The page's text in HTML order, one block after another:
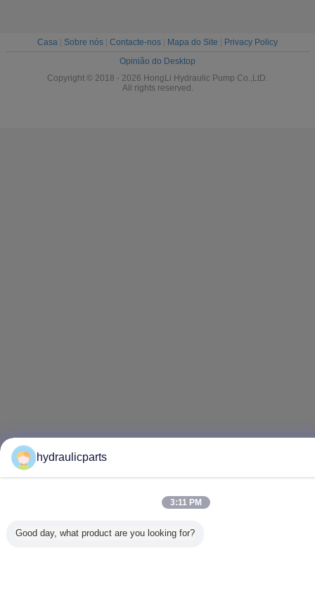
Casa Sobre nós Contacte-nos Mapa do Site
Privacy Policy
Opinião do Desktop
Copyright © 2018 - 2026 HongLi Hydraulic Pump Co.,LtD.
All rights reserved.
hydraulicparts
3:11 PM
Good day, what product are you looking for?